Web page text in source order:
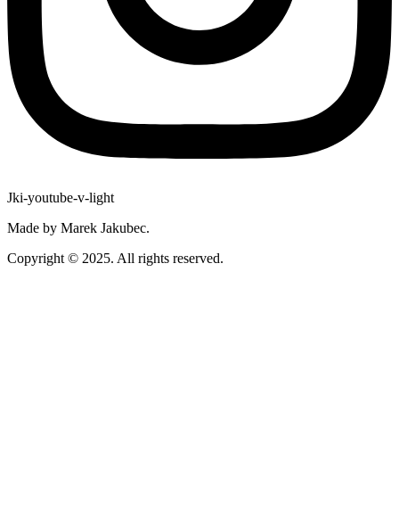
Jki-youtube-v-light
Made by Marek Jakubec.
Copyright © 2025. All rights reserved.